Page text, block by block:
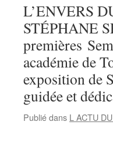
L’ENVERS
STÉPHANE
premières
académie de
exposition de
guidée et
Publié dans L ACTU